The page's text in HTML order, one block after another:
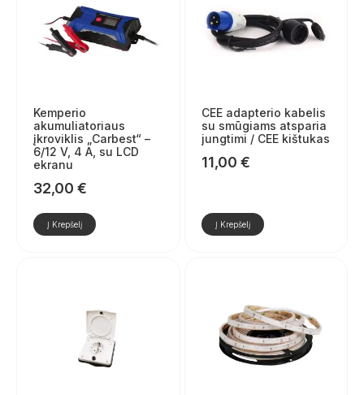
Kemperio
akumuliatoriaus
įkroviklis „Carbest“ –
6/12 V, 4 A, su LCD
ekranu
32,00 €
Į Krepšelį
CEE adapterio kabelis
su smūgiams atsparia
jungtimi / CEE kištukas
11,00 €
Į Krepšelį